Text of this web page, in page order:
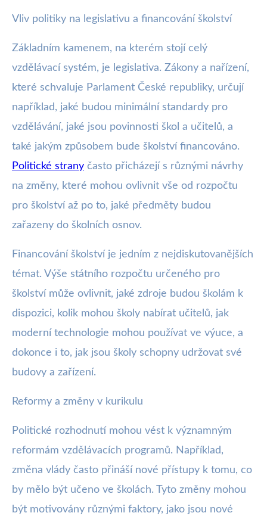
Vliv politiky na legislativu a financování školství
Základním kamenem, na kterém stojí celý
vzdělávací systém, je legislativa. Zákony a nařízení,
které schvaluje Parlament České republiky, určují
například, jaké budou minimální standardy pro
vzdělávání, jaké jsou povinnosti škol a učitelů, a
také jakým způsobem bude školství financováno.
Politické strany často přicházejí s různými návrhy
na změny, které mohou ovlivnit vše od rozpočtu
pro školství až po to, jaké předměty budou
zařazeny do školních osnov.
Financování školství je jedním z nejdiskutovanějších
témat. Výše státního rozpočtu určeného pro
školství může ovlivnit, jaké zdroje budou školám k
dispozici, kolik mohou školy nabírat učitelů, jak
moderní technologie mohou používat ve výuce, a
dokonce i to, jak jsou školy schopny udržovat své
budovy a zařízení.
Reformy a změny v kurikulu
Politické rozhodnutí mohou vést k významným
reformám vzdělávacích programů. Například,
změna vlády často přináší nové přístupy k tomu, co
by mělo být učeno ve školách. Tyto změny mohou
být motivovány různými faktory, jako jsou nové